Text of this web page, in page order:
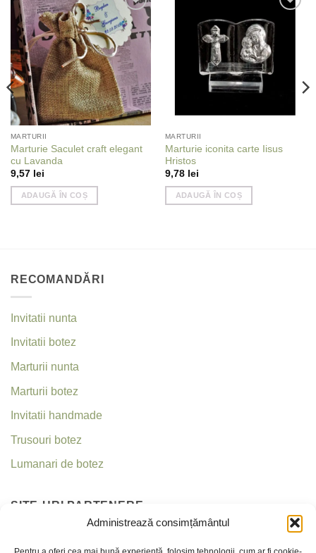
Administrează consimțământul
Add to
wishlist
MARTURII
Marturie Saculet craft elegant
cu Lavanda
9,57 lei
ADAUGĂ ÎN COȘ
Add to
wishlist
MARTURII
Marturie iconita carte Iisus
Hristos
9,78 lei
ADAUGĂ ÎN COȘ
RECOMANDĂRI
Invitatii nunta
Invitatii botez
Marturii nunta
Marturii botez
Invitatii handmade
Trusouri botez
Lumanari de botez
SITE-URI PARTENERE